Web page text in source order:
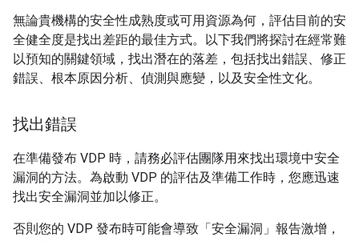
無論貴機構的安全性成熟度或可用資源為何，評估目前的安
全健全度是找出差距的最佳方式。以下我們將探討在經常難
以預知的關鍵領域，找出潛在的落差，包括找出錯誤、修正
錯誤、根本原因分析、偵測與應變，以及安全性文化。
找出錯誤
在準備發布 VDP 時，請務必評估團隊用來找出環境中安全
漏洞的方法。為啟動 VDP 的評估及準備工作時，您應迅速
找出安全漏洞並加以修正。
否則您的 VDP 發布時可能會導致「安全漏洞」 報告激增，